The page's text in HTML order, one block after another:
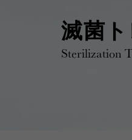
滅菌
Sterilization